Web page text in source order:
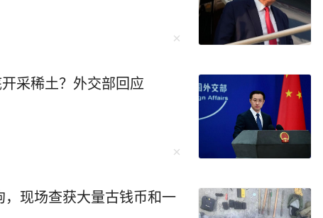
采稀土？外交部回应
，现场查获大量古钱币和一